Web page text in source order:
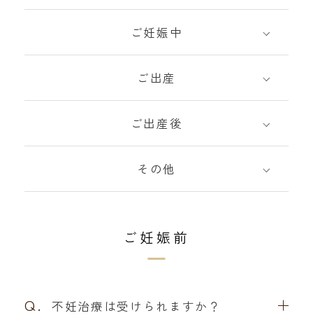
ご妊娠中
ご出産
ご出産後
その他
ご妊娠前
Q. 不妊治療は受けられますか？